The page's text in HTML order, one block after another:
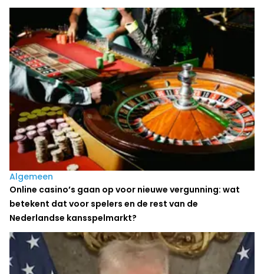
Algemeen
Online casino’s gaan op voor nieuwe vergunning: wat
betekent dat voor spelers en de rest van de
Nederlandse kansspelmarkt?